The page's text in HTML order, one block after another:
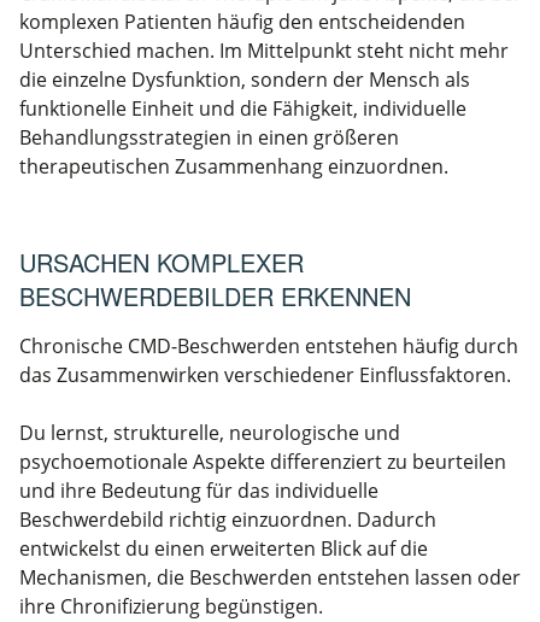
komplexen Patienten häufig den entscheidenden
Unterschied machen. Im Mittelpunkt steht nicht mehr
die einzelne Dysfunktion, sondern der Mensch als
funktionelle Einheit und die Fähigkeit, individuelle
Behandlungsstrategien in einen größeren
therapeutischen Zusammenhang einzuordnen.
URSACHEN KOMPLEXER
BESCHWERDEBILDER ERKENNEN
Chronische CMD-Beschwerden entstehen häufig durch
das Zusammenwirken verschiedener Einflussfaktoren.
Du lernst, strukturelle, neurologische und
psychoemotionale Aspekte differenziert zu beurteilen
und ihre Bedeutung für das individuelle
Beschwerdebild richtig einzuordnen. Dadurch
entwickelst du einen erweiterten Blick auf die
Mechanismen, die Beschwerden entstehen lassen oder
ihre Chronifizierung begünstigen.